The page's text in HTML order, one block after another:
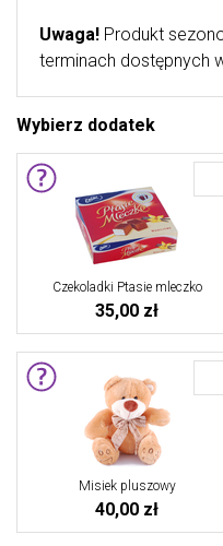
Uwaga! Produkt
terminach dostępnych
Wybierz dodatek
Czekoladki Ptasie mleczko
35,00 zł
Misiek pluszowy
40,00 zł